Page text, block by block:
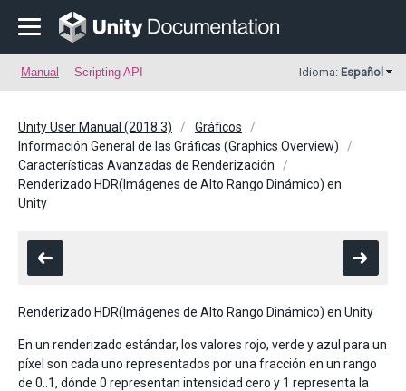
Manual Scripting API Idioma: Español
Unity User Manual (2018.3)
Gráficos
Información General de las Gráficas (Graphics Overview)
Características Avanzadas de Renderización
Renderizado HDR(Imágenes de Alto Rango Dinámico) en
Unity
Renderizado HDR(Imágenes de Alto Rango Dinámico) en Unity
En un renderizado estándar, los valores rojo, verde y azul para un
píxel son cada uno representados por una fracción en un rango
de 0..1, dónde 0 representan intensidad cero y 1 representa la